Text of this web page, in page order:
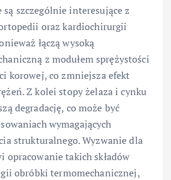
są szczególnie interesujące z
oraz kardiochirurgii
łączą wysoką
z modułem sprężystości
korowej, co zmniejsza efekt
Z kolei stopy żelaza i cynku
degradację, co może być
wymagających
strukturalnego. Wyzwanie dla
opracowanie takich składów
obróbki termomechanicznej,